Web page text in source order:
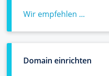
Wir empfehlen ...
Domain einrichten